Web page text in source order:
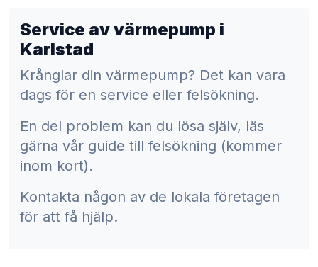
Service av värmepump i
Karlstad
Krånglar din värmepump? Det kan vara
dags för en service eller felsökning.
En del problem kan du lösa själv, läs
gärna vår guide till felsökning (kommer
inom kort).
Kontakta någon av de lokala företagen
för att få hjälp.